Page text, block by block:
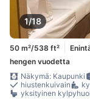
1/18
50 m²/538 ft²
hengen vuodetta
Näkymä: Kaupunki
hiustenkuivain
yksityinen